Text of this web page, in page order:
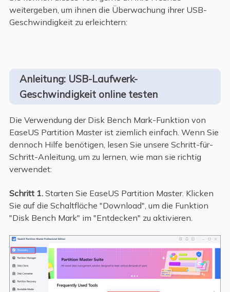
weitergeben, um ihnen die Überwachung ihrer USB-
Geschwindigkeit zu erleichtern:
Anleitung: USB-Laufwerk-
Geschwindigkeit online testen
Die Verwendung der Disk Bench Mark-Funktion von
EaseUS Partition Master ist ziemlich einfach. Wenn Sie
dennoch Hilfe benötigen, lesen Sie unsere Schritt-für-
Schritt-Anleitung, um zu lernen, wie man sie richtig
verwendet:
Schritt 1. Starten Sie EaseUS Partition Master. Klicken
Sie auf die Schaltfläche "Download", um die Funktion
"Disk Bench Mark" im "Entdecken" zu aktivieren.